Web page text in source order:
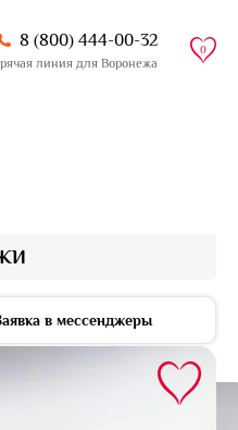
8 (800) 444-00-32
линия для Воронежа
0
в мессенджеры